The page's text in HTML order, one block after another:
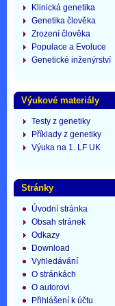
Klinická genetika
Genetika člověka
Zrození člověka
Populace a Evoluce
Genetické inženýrství
Výukové materiály
Testy z genetiky
Příklady z genetiky
Výuka na 1. LF UK
Stránky
Úvodní stránka
Obsah stránek
Odkazy
Download
Vyhledávání
O stránkách
O autorovi
Přihlášení k účtu